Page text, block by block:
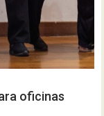
oficinas